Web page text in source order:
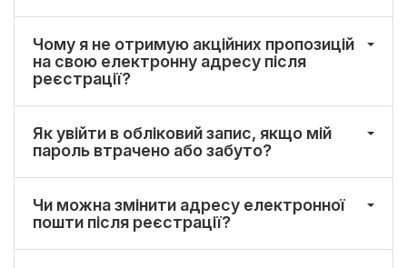
Чому я не отримую акційних пропозицій
на свою електронну адресу після
реєстрації?
Як увійти в обліковий запис, якщо мій
пароль втрачено або забуто?
Чи можна змінити адресу електронної
пошти після реєстрації?